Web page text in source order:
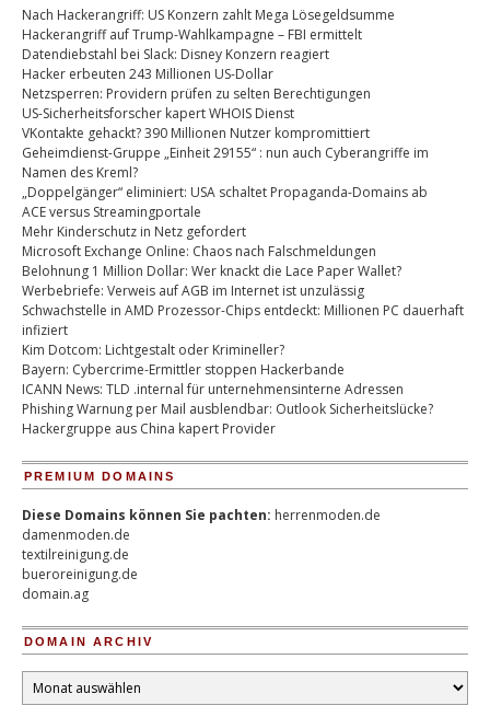
Nach Hackerangriff: US Konzern zahlt Mega Lösegeldsumme
Hackerangriff auf Trump-Wahlkampagne – FBI ermittelt
Datendiebstahl bei Slack: Disney Konzern reagiert
Hacker erbeuten 243 Millionen US-Dollar
Netzsperren: Providern prüfen zu selten Berechtigungen
US-Sicherheitsforscher kapert WHOIS Dienst
VKontakte gehackt? 390 Millionen Nutzer kompromittiert
Geheimdienst-Gruppe „Einheit 29155“ : nun auch Cyberangriffe im
Namen des Kreml?
„Doppelgänger“ eliminiert: USA schaltet Propaganda-Domains ab
ACE versus Streamingportale
Mehr Kinderschutz in Netz gefordert
Microsoft Exchange Online: Chaos nach Falschmeldungen
Belohnung 1 Million Dollar: Wer knackt die Lace Paper Wallet?
Werbebriefe: Verweis auf AGB im Internet ist unzulässig
Schwachstelle in AMD Prozessor-Chips entdeckt: Millionen PC dauerhaft
infiziert
Kim Dotcom: Lichtgestalt oder Krimineller?
Bayern: Cybercrime-Ermittler stoppen Hackerbande
ICANN News: TLD .internal für unternehmensinterne Adressen
Phishing Warnung per Mail ausblendbar: Outlook Sicherheitslücke?
Hackergruppe aus China kapert Provider
PREMIUM DOMAINS
Diese Domains können Sie pachten: herrenmoden.de
damenmoden.de
textilreinigung.de
bueroreinigung.de
domain.ag
DOMAIN ARCHIV
Domain
Archiv